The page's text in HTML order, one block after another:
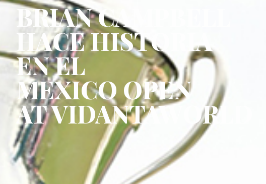
BRIAN CAMPBELL
HACE HISTORIA
EN EL
MEXICO OPEN
AT VIDANTAWORLD